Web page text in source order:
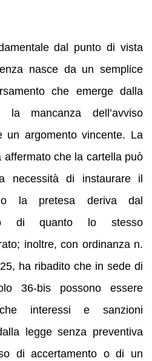
dal punto di vista
nasce da un semplice
che emerge dalla
la mancanza dell’avviso
un argomento vincente. La
affermato che la cartella può
necessità di instaurare il
la pretesa deriva dal
di quanto lo stesso
inoltre, con ordinanza n.
ha ribadito che in sede di
36-bis possono essere
interessi e sanzioni
legge senza preventiva
di accertamento o di un